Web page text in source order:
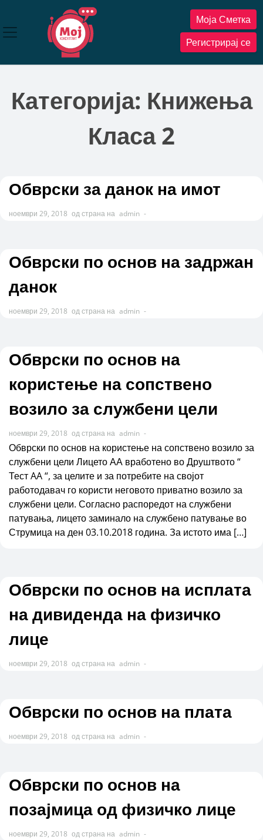
содржината
Моја Сметка
Регистрирај се
Категорија: Книжења
Класа 2
Обврски за данок на имот
ноември 29, 2018 од страна на admin -
Обврски по основ на задржан
данок
ноември 29, 2018 од страна на admin -
Обврски по основ на
користење на сопствено
возило за службени цели
ноември 29, 2018 од страна на admin -
Обврски по основ на користење на сопствено возило за
службени цели Лицето АА вработено во Друштвото “
Тест AA “, за целите и за потребите на својот
работодавач го користи неговото приватно возило за
службени цели. Согласно распоредот на службени
патувања, лицето заминало на службено патување во
Струмица на ден 03.10.2018 година. За истото има […]
Обврски по основ на исплата
на дивиденда на физичко
лице
ноември 29, 2018 од страна на admin -
Обврски по основ на плата
ноември 29, 2018 од страна на admin -
Обврски по основ на
позајмица од физичко лице
ноември 29, 2018 од страна на admin -